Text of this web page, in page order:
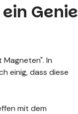
Genie
In
einig, dass diese
mit dem